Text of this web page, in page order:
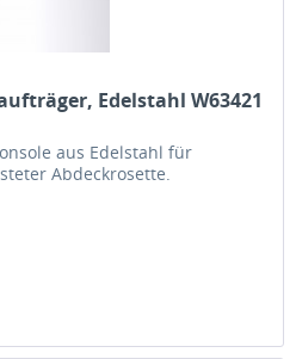
Edelstahl W63421
aus Edelstahl für
Abdeckrosette.